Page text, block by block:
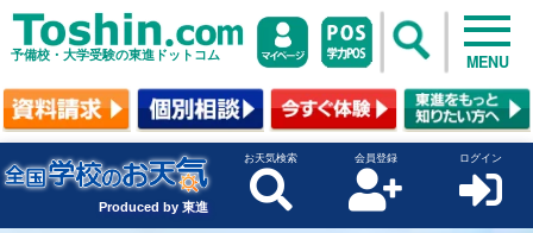
予備校・大学受験の東進ドットコム MENU
Produced by 東進
お天気検索 会員登録 ログイン